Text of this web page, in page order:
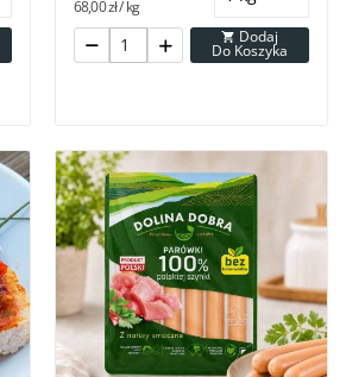

Do Koszyka
68,00 zł / kg